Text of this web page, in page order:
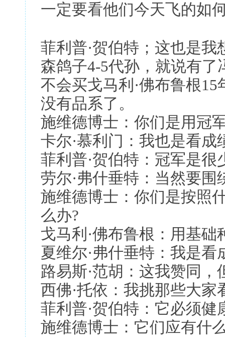
一定要看他们今天飞的如
菲利普·贺伯特；这也是
森鸽子4-5代孙，就说有
不会买戈马利·佛布鲁根
没有品系了。
施维德博士：你们是用冠
卡尔·慕利门：我也是看成
菲利普·贺伯特：冠军是很
劳尔·弗什垂特：当然要围
施维德博士：你们是按照
么办?
戈马利·佛布鲁根：用基础
夏维尔·弗什垂特：我是看
路易斯·范胡：这我赞同，
西佛·托依：我挑那些大家
菲利普·贺伯特：它必须
施维德博士：它们应有什